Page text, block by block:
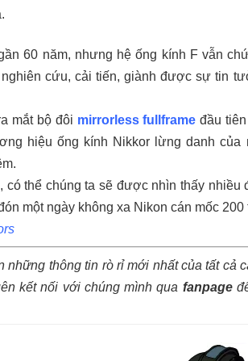
60 năm, nhưng hệ ống kính F vẫn
cứu, cải tiến, giành được sự tin
mắt bộ đôi mirrorless fullframe đầu
hiệu ống kính Nikkor lừng danh
có thể chúng ta sẽ được nhìn thấy
một ngày không xa Nikon cán mốc
những thông tin rò rỉ mới nhất của tất cả
kết nối với chúng mình qua fanpage